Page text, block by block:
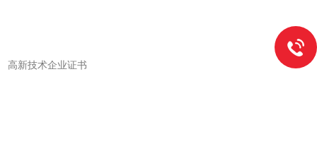
高新技术企业证书